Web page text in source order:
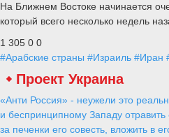
На Ближнем Востоке начинается
который всего несколько недель
1 305 0 0
#Арабские страны #Израиль #Иран
Проект Украина
«Анти Россия» - неужели это
и беспринципному Западу
за печенки его совесть, вложить в